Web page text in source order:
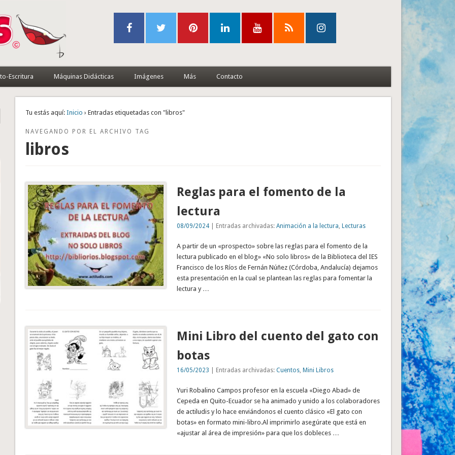
Escritura Máquinas Didácticas Imágenes Más Contacto
Tu estás aquí: Inicio › Entradas etiquetadas con "libros"
NAVEGANDO POR EL ARCHIVO TAG
libros
Reglas para el fomento de la
lectura
08/09/2024| Entradas archivadas: Animación a la lectura Lecturas
A partir de un «prospecto» sobre las reglas para el fomento de la
lectura publicado en el blog» «No solo libros» de la Biblioteca del IES
Francisco de los Ríos de Fernán Núñez (Córdoba, Andalucía) dejamos
esta presentación en la cual se plantean las reglas para fomentar la
lectura y …
Mini Libro del cuento del gato con
botas
16/05/2023 | Entradas archivadas: Cuentos, Mini Libros
Yuri Robalino Campos profesor en la escuela «Diego Abad» de
Cepeda en Quito-Ecuador se ha animado y unido a los colaboradores
de actiludis y lo hace enviándonos el cuento clásico «El gato con
botas» en formato mini-libro.Al imprimirlo asegúrate que está en
«ajustar al área de impresión» para que los dobleces …